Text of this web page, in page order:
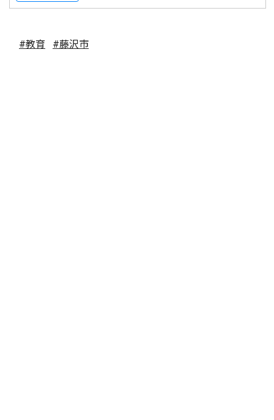
#教育 #藤沢市